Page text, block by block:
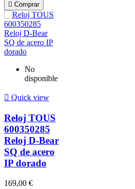
 Comprar
No
disponible
 Quick view
Reloj TOUS
600350285
Reloj D-Bear
SQ de acero
IP dorado
169,00 €